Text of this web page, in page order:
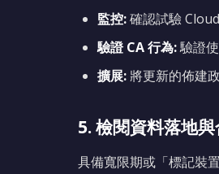
監控:確認試驗
驗證 CA 行為:驗證
擴展: 將更新的佈建
5. 檢閱資料落地
具備寬限期或「標記裝